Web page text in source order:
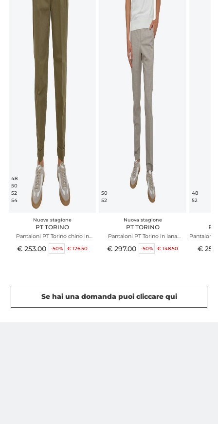
48
50
52
54
Nuova stagione
PT TORINO
Pantaloni PT Torino chino in
cotone verde
€ 253.00 -50% € 126.50
50
52
Nuova stagione
PT TORINO
Pantaloni PT Torino in lana
stretch beige
€ 297.00 -50% € 148.50
48
52
Pantaloni
€
Se hai una domanda puoi cliccare qui